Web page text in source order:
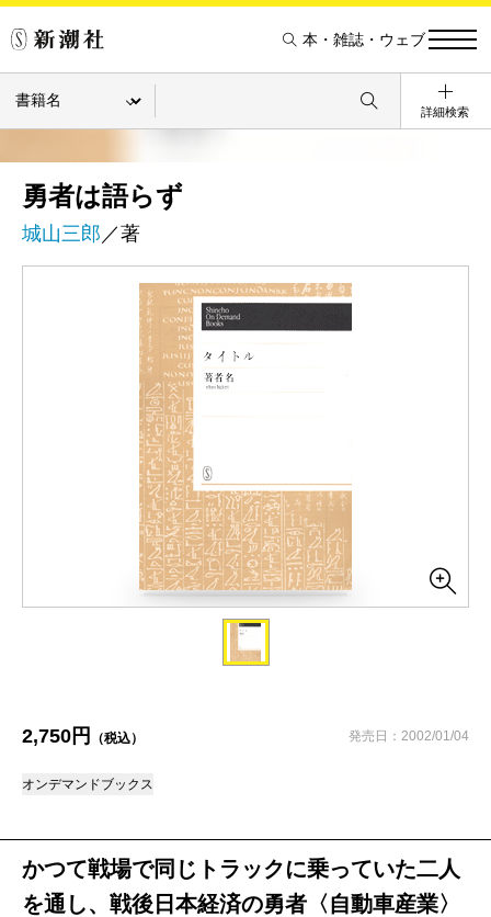
本・雑誌・ウェブ
詳細検索
勇者は語らず
城山三郎 ／著
2,750円 （税込） 発売日：2002/01/04
オンデマンドブックス
かつて戦場で同じトラックに乗っていた二人
を通し、戦後日本経済の勇者〈自動車産業〉